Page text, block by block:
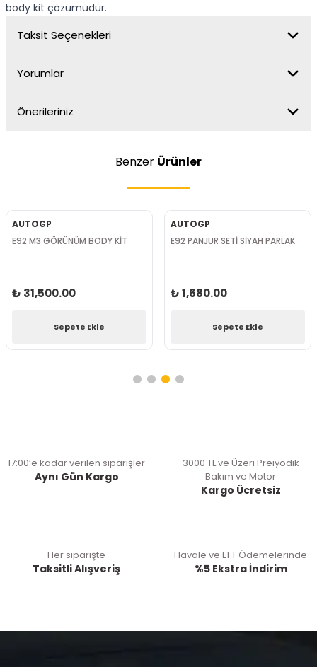
body kit çözümüdür.
Taksit Seçenekleri
Yorumlar
Önerileriniz
Benzer Ürünler
AUTOGP
E92 M3 GÖRÜNÜM BODY KİT
₺ 31,500.00
Sepete Ekle
AUTOGP
E92 PANJUR SETİ SİYAH PARLAK
₺ 1,680.00
Sepete Ekle
17:00’e kadar verilen siparişler
Aynı Gün Kargo
3000 TL ve Üzeri Preiyodik
Bakım ve Motor
Kargo Ücretsiz
Her siparişte
Taksitli Alışveriş
Havale ve EFT Ödemelerinde
%5 Ekstra İndirim